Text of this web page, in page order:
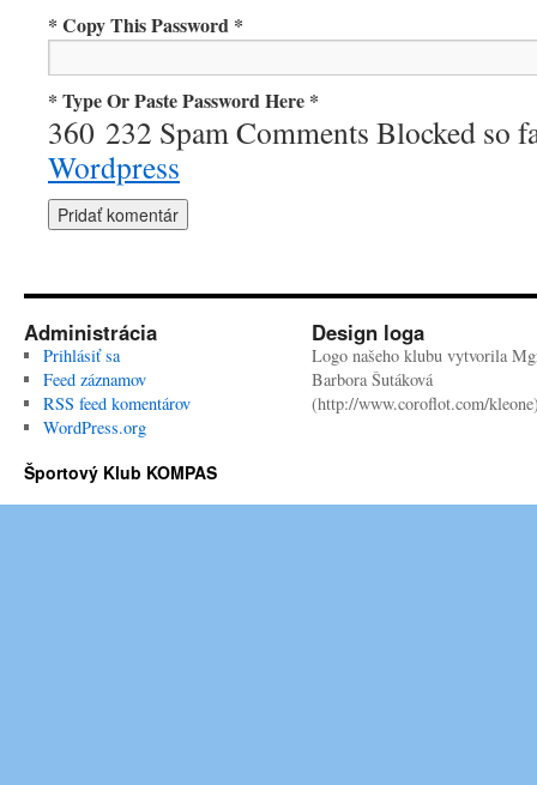
* Copy This Password *
* Type Or Paste Password Here *
360 232 Spam Comments Blocked so
Wordpress
Administrácia
Prihlásiť sa
Feed záznamov
RSS feed komentárov
WordPress.org
Design loga
Logo našeho klubu vytvorila
Barbora Šutáková
(http://www.coroflot.com/
Športový Klub KOMPAS